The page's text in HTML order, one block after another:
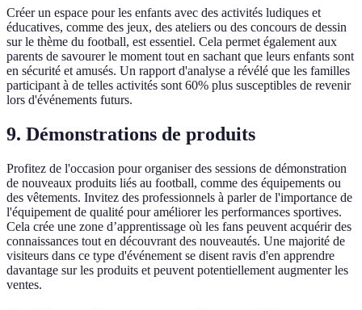
Créer un espace pour les enfants avec des activités ludiques et
éducatives, comme des jeux, des ateliers ou des concours de dessin
sur le thème du football, est essentiel. Cela permet également aux
parents de savourer le moment tout en sachant que leurs enfants sont
en sécurité et amusés. Un rapport d'analyse a révélé que les familles
participant à de telles activités sont 60% plus susceptibles de revenir
lors d'événements futurs.
9. Démonstrations de produits
Profitez de l'occasion pour organiser des sessions de démonstration
de nouveaux produits liés au football, comme des équipements ou
des vêtements. Invitez des professionnels à parler de l'importance de
l'équipement de qualité pour améliorer les performances sportives.
Cela crée une zone d’apprentissage où les fans peuvent acquérir des
connaissances tout en découvrant des nouveautés. Une majorité de
visiteurs dans ce type d'événement se disent ravis d'en apprendre
davantage sur les produits et peuvent potentiellement augmenter les
ventes.